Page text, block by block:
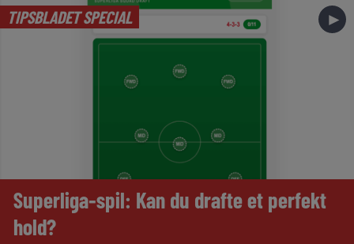
TIPSBLADET SPECIAL ►
Superliga-spil: Kan du drafte et perfekt
hold?